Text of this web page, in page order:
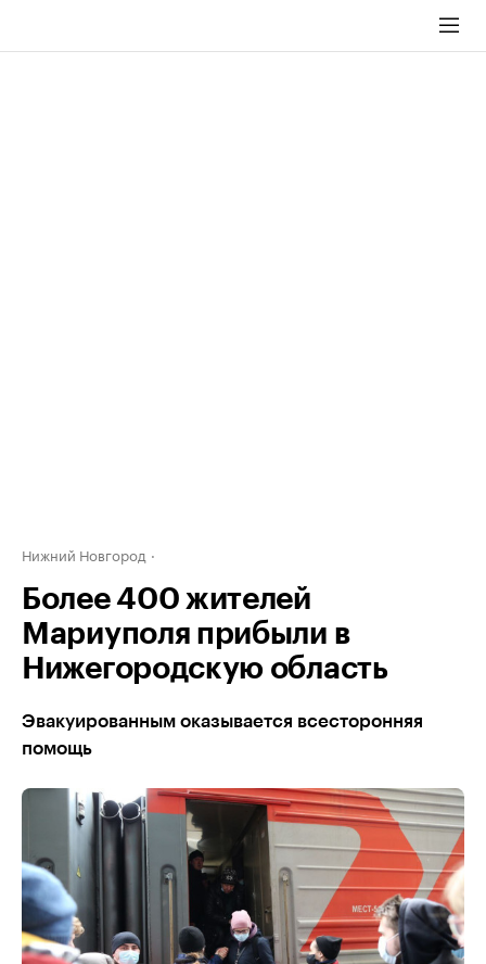
Нижний Новгород
Более 400 жителей
Мариуполя прибыли в
Нижегородскую область
Эвакуированным оказывается всесторонняя
помощь